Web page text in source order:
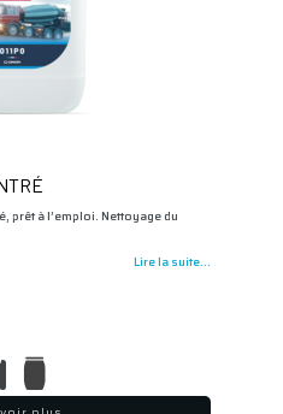
prêt à l’emploi. Nettoyage du
Lire la suite...